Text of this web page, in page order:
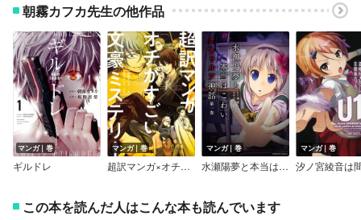
朝霧カフカ先生の他作品
マンガ｜巻
ギルドレ
マンガ｜巻
超訳マンガ×オチがすごい文豪ミステリー
マンガ｜巻
水瀬陽夢と本当はこわいクトゥルフ神話
マンガ｜巻
この本を読んだ人はこんな本も読んでいます